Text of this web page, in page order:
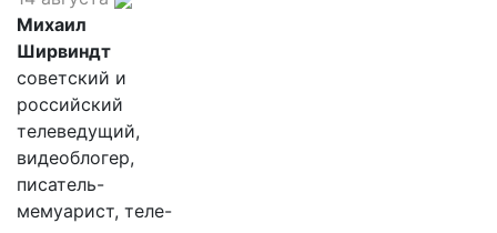
Михаил
Ширвиндт
советский и
российский
телеведущий,
видеоблогер,
писатель-
мемуарист, теле-